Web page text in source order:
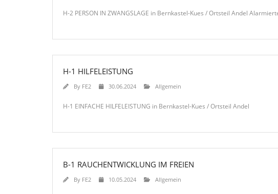
H-2 PERSON IN ZWANGSLAGE in Bernkastel-Kues / Ortsteil Andel
H-1 HILFELEISTUNG
By FE2 30.06.2024 Allgemein
H-1 EINFACHE HILFELEISTUNG in Bernkastel-Kues / Ortsteil Andel
B-1 RAUCHENTWICKLUNG IM FREIEN
By FE2 10.05.2024 Allgemein